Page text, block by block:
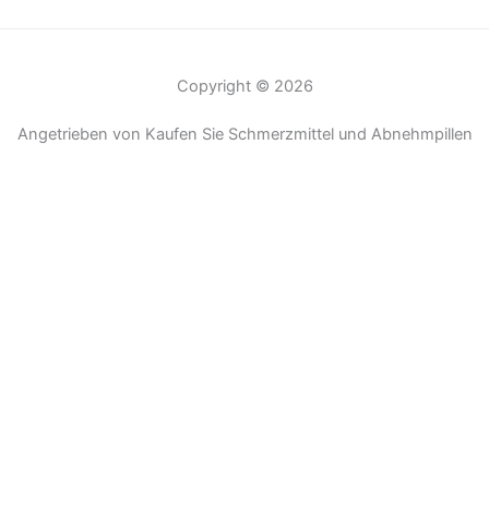
Copyright © 2026
Angetrieben von Kaufen Sie Schmerzmittel und Abnehmpillen